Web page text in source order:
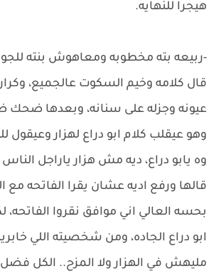
هيجرا للنهايه.
-ربيعه بته مخطوبه ومعاهوش بنته
قال كلامه وخيم السكوت عالجميع،
عيونه وجزله على سنانه، وبعدها
وهو عيقلب كلام ابو دراع لهزار وعيقول
وه يابو دراع، ديه مش هزار ياراجل
قالها ورفع اديه عشان يقرا الفاتحه مع
بحسه العالي اني موافق نقروا
ابو دراع الجاده، ومن شخصيته اللي
مليهش في الهزار ولا المزح.. الكل